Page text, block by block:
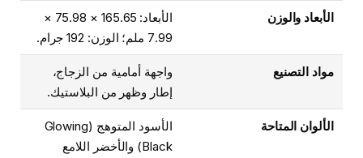
الأبعاد والوزن
الأبعاد: 165.65 × 75.98 ×
7.99 ملم؛ الوزن: 192 جرام.
مواد التصنيع
واجهة أمامية من الزجاج،
إطار وظهر من البلاستيك.
الألوان المتاحة
الأسود المتوهج (Glowing
Black) والأخضر اللامع